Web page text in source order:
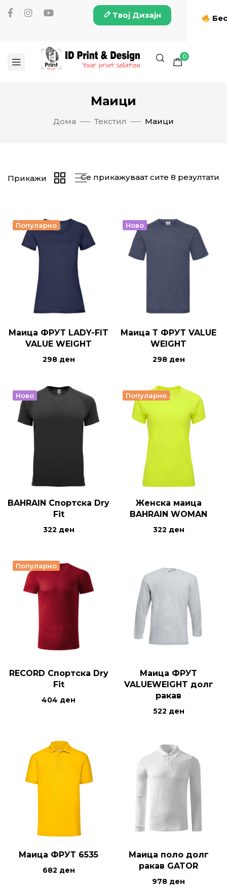
Твој Дизајн
0
Маици
Дома Текстил Маици
Се прикажуваат сите 8 резултати
Прикажи
Популарно
Маица ФРУТ LADY-FIT
VALUE WEIGHT
298 ден
Ново
Маица Т ФРУТ VALUE
WEIGHT
298 ден
Ново
BAHRAIN Спортска Dry
Fit
322 ден
Популарно
Женска маица
BAHRAIN WOMAN
322 ден
Популарно
RECORD Спортска Dry
Fit
404 ден
Маица ФРУТ
VALUEWEIGHT долг
ракав
522 ден
Маица ФРУТ 6535
682 ден
Маица поло долг
ракав GATOR
978 ден